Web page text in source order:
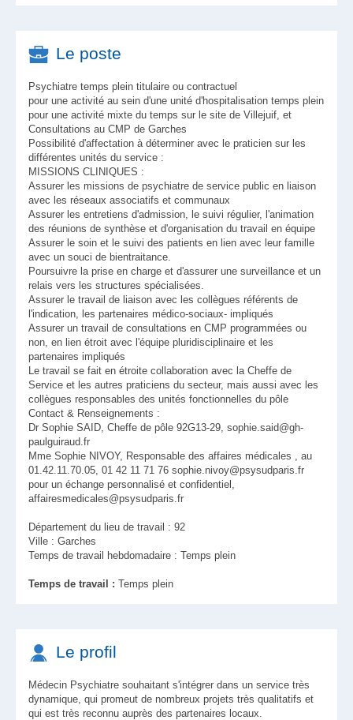
Le poste
Psychiatre temps plein titulaire ou contractuel
pour une activité au sein d'une unité d'hospitalisation temps plein
pour une activité mixte du temps sur le site de Villejuif, et
Consultations au CMP de Garches
Possibilité d'affectation à déterminer avec le praticien sur les
différentes unités du service :
MISSIONS CLINIQUES :
Assurer les missions de psychiatre de service public en liaison
avec les réseaux associatifs et communaux
Assurer les entretiens d'admission, le suivi régulier, l'animation
des réunions de synthèse et d'organisation du travail en équipe
Assurer le soin et le suivi des patients en lien avec leur famille
avec un souci de bientraitance.
Poursuivre la prise en charge et d'assurer une surveillance et un
relais vers les structures spécialisées.
Assurer le travail de liaison avec les collègues référents de
l'indication, les partenaires médico-sociaux- impliqués
Assurer un travail de consultations en CMP programmées ou
non, en lien étroit avec l'équipe pluridisciplinaire et les
partenaires impliqués
Le travail se fait en étroite collaboration avec la Cheffe de
Service et les autres praticiens du secteur, mais aussi avec les
collègues responsables des unités fonctionnelles du pôle
Contact & Renseignements :
Dr Sophie SAID, Cheffe de pôle 92G13-29, sophie.said@gh-
paulguiraud.fr
Mme Sophie NIVOY, Responsable des affaires médicales , au
01.42.11.70.05, 01 42 11 71 76 sophie.nivoy@psysudparis.fr
pour un échange personnalisé et confidentiel,
affairesmedicales@psysudparis.fr
Département du lieu de travail : 92
Ville : Garches
Temps de travail hebdomadaire : Temps plein
Temps de travail : Temps plein
Le profil
Médecin Psychiatre souhaitant s'intégrer dans un service très
dynamique, qui promeut de nombreux projets très qualitatifs et
qui est très reconnu auprès des partenaires locaux.